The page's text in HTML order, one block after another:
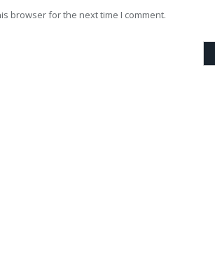
browser for the next time I comment.